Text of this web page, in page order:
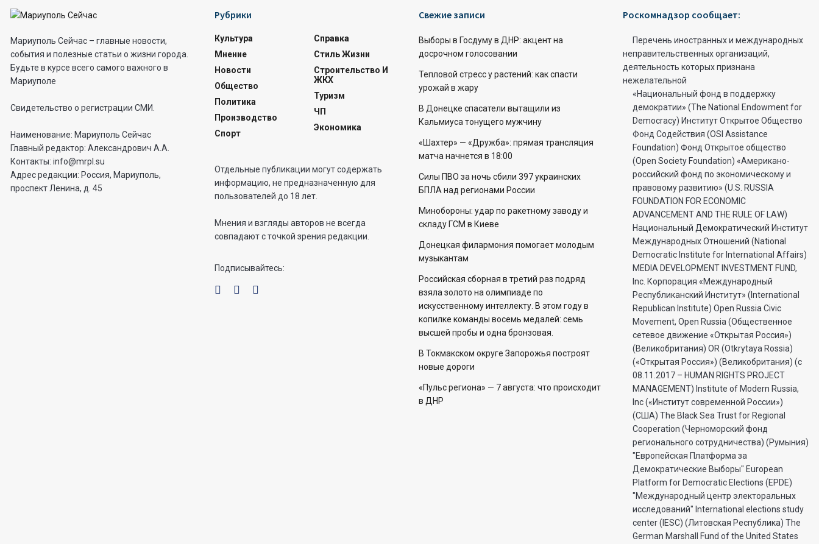
Мариуполь Сейчас – главные новости,
события и полезные статьи о жизни города.
Будьте в курсе всего самого важного в
Мариуполе
Свидетельство о регистрации СМИ.
Наименование: Мариуполь Сейчас
Главный редактор: Александрович А.А.
Контакты: info@mrpl.su
Адрес редакции: Россия, Мариуполь,
проспект Ленина, д. 45
Рубрики
Культура
Мнение
Новости
Общество
Политика
Производство
Спорт
Справка
Стиль Жизни
Строительство И
ЖКХ
Туризм
ЧП
Экономика
Отдельные публикации могут содержать
информацию, не предназначенную для
пользователей до 18 лет.
Мнения и взгляды авторов не всегда
совпадают с точкой зрения редакции.
Подписывайтесь:
Свежие записи
Выборы в Госдуму в ДНР: акцент на
досрочном голосовании
Тепловой стресс у растений: как спасти
урожай в жару
В Донецке спасатели вытащили из
Кальмиуса тонущего мужчину
«Шахтер» — «Дружба»: прямая трансляция
матча начнется в 18:00
Силы ПВО за ночь сбили 397 украинских
БПЛА над регионами России
Минобороны: удар по ракетному заводу и
складу ГСМ в Киеве
Донецкая филармония помогает молодым
музыкантам
Российская сборная в третий раз подряд
взяла золото на олимпиаде по
искусственному интеллекту. В этом году в
копилке команды восемь медалей: семь
высшей пробы и одна бронзовая.
В Токмакском округе Запорожья построят
новые дороги
«Пульс региона» — 7 августа: что происходит
в ДНР
Роскомнадзор сообщает:
Перечень иностранных и международных
неправительственных организаций,
деятельность которых признана
нежелательной
«Национальный фонд в поддержку
демократии» (The National Endowment for
Democracy) Институт Открытое Общество
Фонд Содействия (OSI Assistance
Foundation) Фонд Открытое общество
(Open Society Foundation) «Американо-
российский фонд по экономическому и
правовому развитию» (U.S. RUSSIA
FOUNDATION FOR ECONOMIC
ADVANCEMENT AND THE RULE OF LAW)
Национальный Демократический Институт
Международных Отношений (National
Democratic Institute for International Affairs)
MEDIA DEVELOPMENT INVESTMENT FUND,
Inc. Корпорация «Международный
Республиканский Институт» (International
Republican Institute) Open Russia Civic
Movement, Open Russia (Общественное
сетевое движение «Открытая Россия»)
(Великобритания) OR (Otkrytaya Rossia)
(«Открытая Россия») (Великобритания) (с
08.11.2017 – HUMAN RIGHTS PROJECT
MANAGEMENT) Institute of Modern Russia,
Inc («Институт современной России»)
(США) The Black Sea Trust for Regional
Cooperation (Черноморский фонд
регионального сотрудничества) (Румыния)
"Европейская Платформа за
Демократические Выборы" European
Platform for Democratic Elections (EPDE)
"Международный центр электоральных
исследований" International elections study
center (IESC) (Литовская Республика) The
German Marshall Fund of the United States